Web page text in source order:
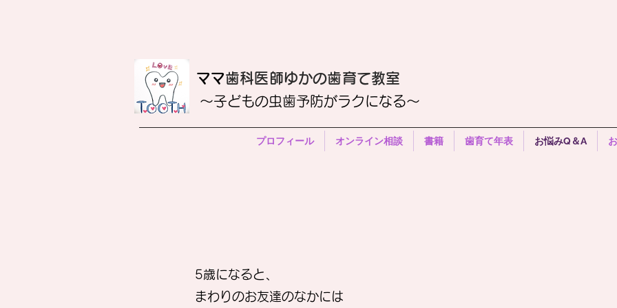
​ママ歯科医師ゆかの歯育て教室
〜子どもの虫歯予防がラクになる〜
プロフィール オンライン相談 書籍 歯育て年表 お悩みQ＆A
5歳になると、
まわりのお友達のなかには